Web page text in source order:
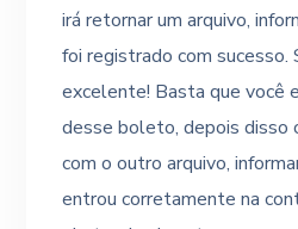
irá retornar um arquivo,
foi registrado com sucesso.
excelente! Basta que você
desse boleto, depois disso
com o outro arquivo,
entrou corretamente na